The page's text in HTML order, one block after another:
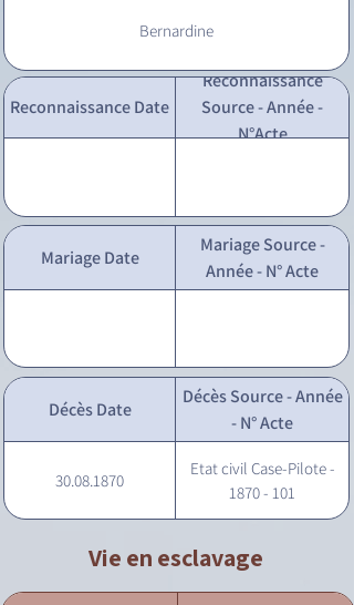
Bernardine
Reconnaissance Date
Reconnaissance
Source - Année -
N°Acte
Mariage Date
Mariage Source -
Année - N° Acte
Décès Date
Décès Source - Année
- N° Acte
30.08.1870
Etat civil Case-Pilote -
1870 - 101
Vie en esclavage